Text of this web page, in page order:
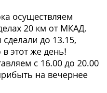
осуществляем
20 км от МКАД.
до 13.15,
этот же день!
с 16.00 до 20.00
на вечернее